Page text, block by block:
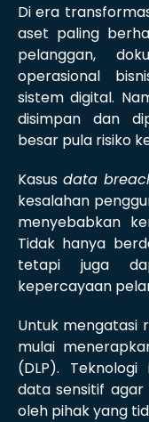
Di era
aset paling
pelanggan,
operasional
sistem digital.
disimpan dan
besar pula risiko
Kasus data
kesalahan
menyebabkan
Tidak hanya
tetapi juga
kepercayaan
Untuk mengatasi
mulai
(DLP).
data sensitif agar
oleh pihak yang